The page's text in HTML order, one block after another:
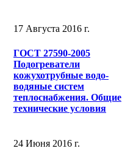
17 Августа 2016 г.
ГОСТ 27590-2005
Подогреватели
кожухотрубные водо-
водяные систем
теплоснабжения. Общие
технические условия
24 Июня 2016 г.